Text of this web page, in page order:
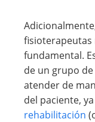
fundamental.
de un grupo
atender de
del paciente,
rehabilitación